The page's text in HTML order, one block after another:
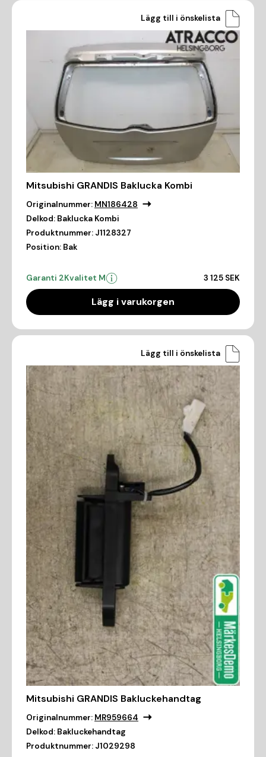
Lägg till i önskelista
Mitsubishi GRANDIS Baklucka Kombi
Originalnummer: MN186428
Delkod: Baklucka Kombi
Produktnummer: J1128327
Position: Bak
Garanti 2Kvalitet M 3 125 SEK
Lägg i varukorgen
Lägg till i önskelista
Mitsubishi GRANDIS Bakluckehandtag
Originalnummer: MR959664
Delkod: Bakluckehandtag
Produktnummer: J1029298